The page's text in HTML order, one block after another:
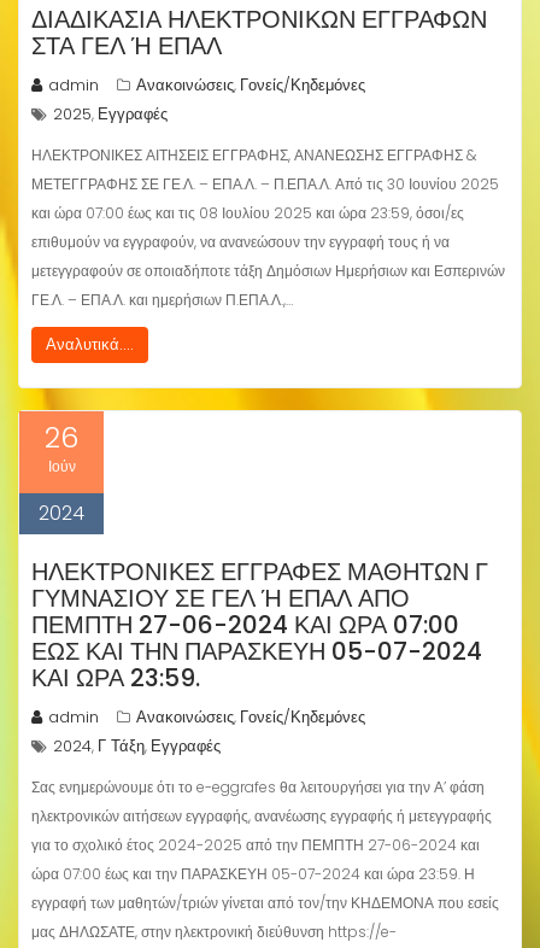
ΔΙΑΔΙΚΑΣΊΑ ΗΛΕΚΤΡΟΝΙΚΏΝ ΕΓΓΡΑΦΏΝ
ΣΤΑ ΓΕΛ Ή ΕΠΑΛ
admin Ανακοινώσεις, Γονείς/Κηδεμόνες
2025, Εγγραφές
ΗΛΕΚΤΡΟΝΙΚΕΣ ΑΙΤΗΣΕΙΣ ΕΓΓΡΑΦΗΣ, ΑΝΑΝΕΩΣΗΣ ΕΓΓΡΑΦΗΣ &
ΜΕΤΕΓΓΡΑΦΗΣ ΣΕ ΓΕ.Λ. – ΕΠΑ.Λ. – Π.ΕΠΑ.Λ. Από τις 30 Ιουνίου 2025
και ώρα 07:00 έως και τις 08 Ιουλίου 2025 και ώρα 23:59, όσοι/ες
επιθυμούν να εγγραφούν, να ανανεώσουν την εγγραφή τους ή να
μετεγγραφούν σε οποιαδήποτε τάξη Δημόσιων Ημερήσιων και Εσπερινών
ΓΕ.Λ. – ΕΠΑ.Λ. και ημερήσιων Π.ΕΠΑ.Λ.,…
Αναλυτικά....
26
Ιούν
2024
ΗΛΕΚΤΡΟΝΙΚΈΣ ΕΓΓΡΑΦΈΣ ΜΑΘΗΤΏΝ Γ
ΓΥΜΝΑΣΊΟΥ ΣΕ ΓΕΛ Ή ΕΠΑΛ ΑΠΌ Π
ΕΜΠΤΗ 27-06-2024 ΚΑΙ ΏΡΑ 07:00 Έ
ΩΣ ΚΑΙ ΤΗΝ ΠΑΡΑΣΚΕΥΗ 05-07-2024 Κ
ΑΙ ΏΡΑ 23:59.
admin Ανακοινώσεις, Γονείς/Κηδεμόνες
2024, Γ Τάξη, Εγγραφές
Σας ενημερώνουμε ότι το e-eggrafes θα λειτουργήσει για την Α’ φάση
ηλεκτρονικών αιτήσεων εγγραφής, ανανέωσης εγγραφής ή μετεγγραφής
για το σχολικό έτος 2024-2025 από την ΠΕΜΠΤΗ 27-06-2024 και
ώρα 07:00 έως και την ΠΑΡΑΣΚΕΥΗ 05-07-2024 και ώρα 23:59. Η
εγγραφή των μαθητών/τριών γίνεται από τον/την ΚΗΔΕΜΟΝΑ που εσείς
μας ΔΗΛΩΣΑΤΕ, στην ηλεκτρονική διεύθυνση https://e-